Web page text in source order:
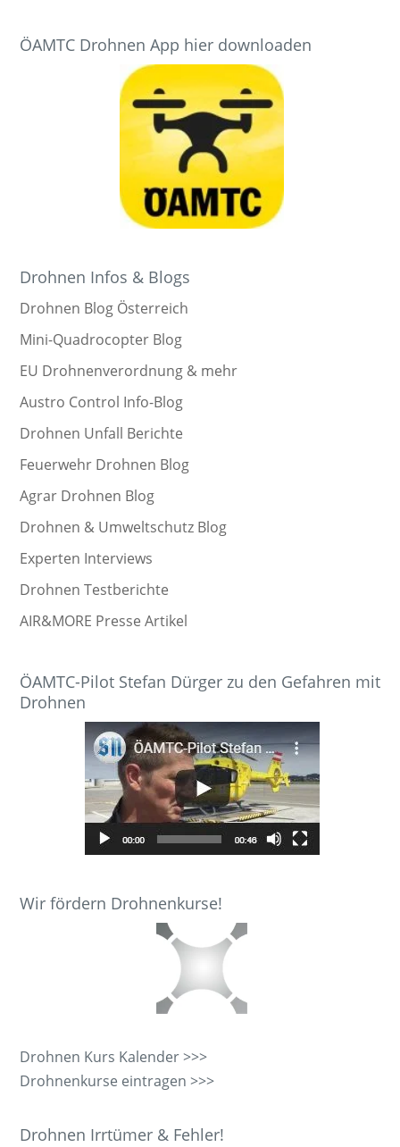
ÖAMTC Drohnen App hier downloaden
Drohnen Infos & Blogs
Drohnen Blog Österreich
Mini-Quadrocopter Blog
EU Drohnenverordnung & mehr
Austro Control Info-Blog
Drohnen Unfall Berichte
Feuerwehr Drohnen Blog
Agrar Drohnen Blog
Drohnen & Umweltschutz Blog
Experten Interviews
Drohnen Testberichte
AIR&MORE Presse Artikel
ÖAMTC-Pilot Stefan Dürger zu den Gefahren mit
Drohnen
Wir fördern Drohnenkurse!
Drohnen Kurs Kalender >>>
Drohnenkurse eintragen >>>
Drohnen Irrtümer & Fehler!